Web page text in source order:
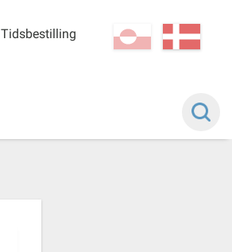
kl-GL
Tidsbestilling